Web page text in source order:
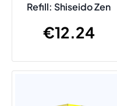
Refill: Shiseido Zen
€12.24